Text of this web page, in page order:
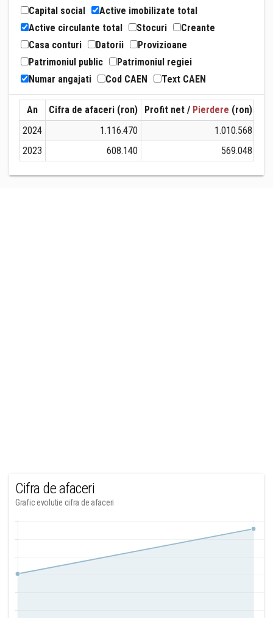
Capital social
Active imobilizate total
Active circulante total
Stocuri
Creante
Casa conturi
Datorii
Provizioane
Patrimoniul public
Patrimoniul regiei
Numar angajati
Cod CAEN Text CAEN
An Cifra de afaceri (ron) Profit net / Pierdere (ron)
2024
1.116.470
1.010.568
2023
608.140 569.048
Cifra de afaceri
Grafic evolutie cifra de afaceri